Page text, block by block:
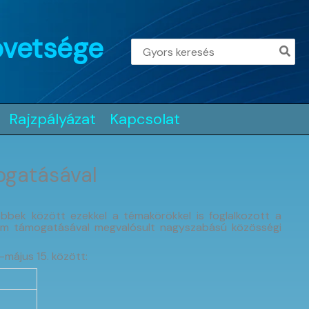
Search
for:
Rajzpályázat Kapcsolat
között ezekkel a témakörökkel is foglalkozott a
támogatásával megvalósult nagyszabású közösségi
15. között: